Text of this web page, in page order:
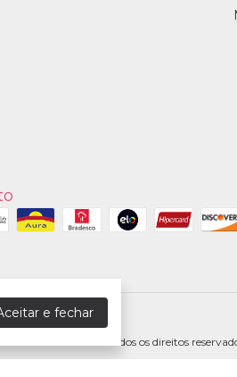
e fechar
Todos os direitos